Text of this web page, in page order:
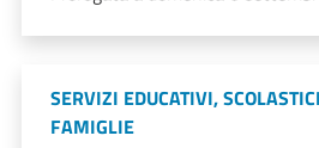
SERVIZI EDUCATIVI,
FAMIGLIE